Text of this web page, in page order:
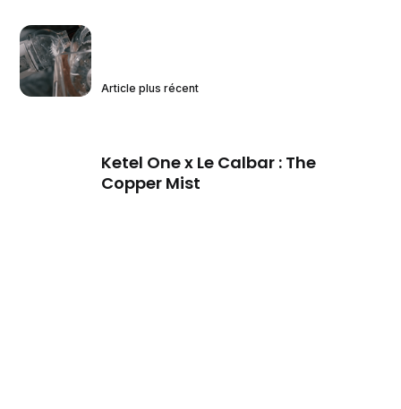
Article plus récent
Ketel One x Le Calbar : The
Copper Mist